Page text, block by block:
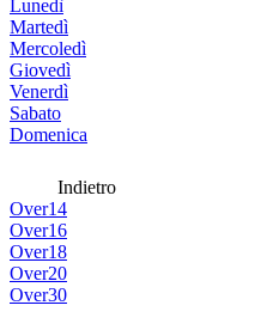
Lunedì
Martedì
Mercoledì
Giovedì
Venerdì
Sabato
Domenica
Indietro
Over14
Over16
Over18
Over20
Over30